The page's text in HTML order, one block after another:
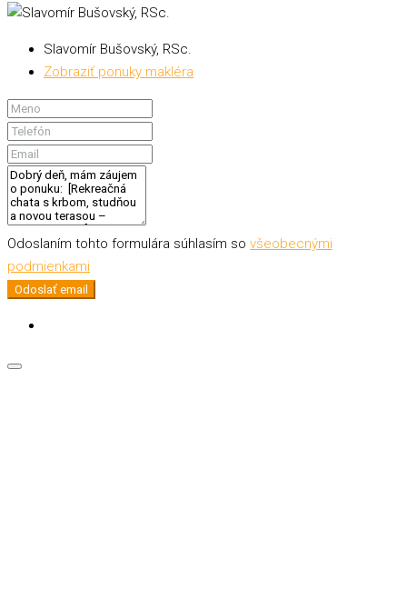
Slavomír Bušovský, RSc.
Zobraziť ponuky makléra
Odoslaním tohto formulára súhlasím so všeobecnými
podmienkami
Odoslať email